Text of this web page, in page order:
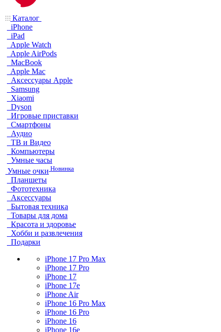
Каталог
iPhone
iPad
Apple Watch
Apple AirPods
MacBook
Apple Mac
Аксессуары Apple
Samsung
Xiaomi
Dyson
Игровые приставки
Смартфоны
Аудио
ТВ и Видео
Компьютеры
Умные часы
Умные очки Новинка
Планшеты
Фототехника
Аксессуары
Бытовая техника
Товары для дома
Красота и здоровье
Хобби и развлечения
Подарки
iPhone 17 Pro Max
iPhone 17 Pro
iPhone 17
iPhone 17e
iPhone Air
iPhone 16 Pro Max
iPhone 16 Pro
iPhone 16
iPhone 16e